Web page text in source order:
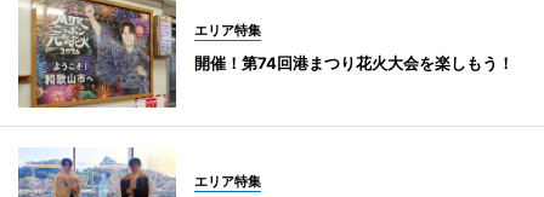
エリア特集
開催！第74回港まつり花火大会を楽しもう！
エリア特集